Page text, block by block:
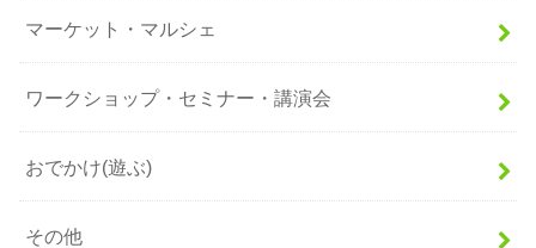
マーケット・マルシェ
ワークショップ・セミナー・講演会
おでかけ(遊ぶ)
その他